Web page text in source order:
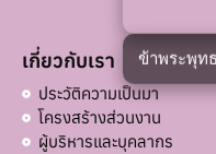
ข้าพระพุท
เกี่ยวกับเรา
ประวัติความเป็นมา
โครงสร้างส่วนงาน
ผู้บริหารและบุคลากร